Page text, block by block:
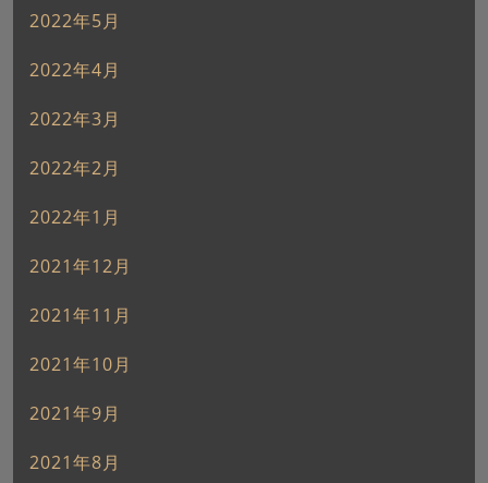
2022年5月
2022年4月
2022年3月
2022年2月
2022年1月
2021年12月
2021年11月
2021年10月
2021年9月
2021年8月